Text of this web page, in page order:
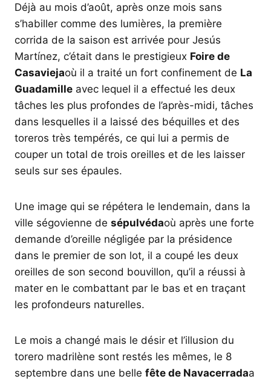
Déjà au mois d’août, après onze mois sans
s’habiller comme des lumières, la première
corrida de la saison est arrivée pour Jesús
Martínez, c’était dans le prestigieux Foire de
Casaviejaoù il a traité un fort confinement de La
Guadamille avec lequel il a effectué les deux
tâches les plus profondes de l’après-midi, tâches
dans lesquelles il a laissé des béquilles et des
toreros très tempérés, ce qui lui a permis de
couper un total de trois oreilles et de les laisser
seuls sur ses épaules.
Une image qui se répétera le lendemain, dans la
ville ségovienne de sépulvédaoù après une forte
demande d’oreille négligée par la présidence
dans le premier de son lot, il a coupé les deux
oreilles de son second bouvillon, qu’il a réussi à
mater en le combattant par le bas et en traçant
les profondeurs naturelles.
Le mois a changé mais le désir et l’illusion du
torero madrilène sont restés les mêmes, le 8
septembre dans une belle fête de Navacerradaa